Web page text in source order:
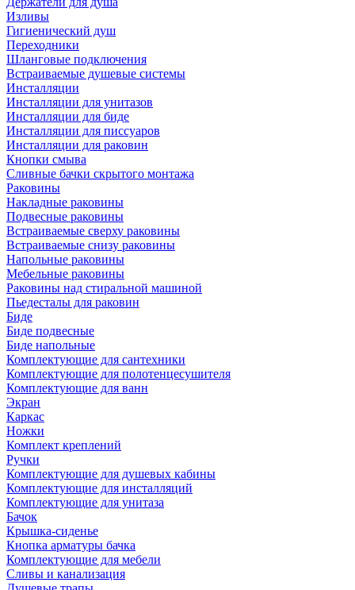
Изливы
Гигиенический душ
Переходники
Шланговые подключения
Встраиваемые душевые системы
Инсталляции
Инсталляции для унитазов
Инсталляции для биде
Инсталляции для писсуаров
Инсталляции для раковин
Кнопки смыва
Сливные бачки скрытого монтажа
Раковины
Накладные раковины
Подвесные раковины
Встраиваемые сверху раковины
Встраиваемые снизу раковины
Напольные раковины
Мебельные раковины
Раковины над стиральной машиной
Пьедесталы для раковин
Биде
Биде подвесные
Биде напольные
Комплектующие для сантехники
Комплектующие для полотенцесушителя
Комплектующие для ванн
Экран
Каркас
Ножки
Комплект креплений
Ручки
Комплектующие для душевых кабины
Комплектующие для инсталляций
Комплектующие для унитаза
Бачок
Крышка-сиденье
Кнопка арматуры бачка
Комплектующие для мебели
Сливы и канализация